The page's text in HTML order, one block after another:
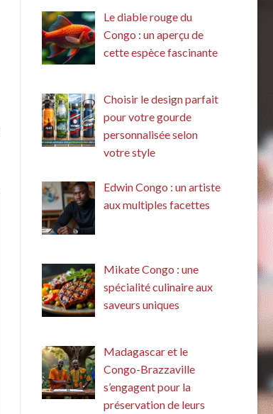
Le diable rouge du
Congo : un aperçu de
cette espèce fascinante
Choisir le design parfait
pour votre gourde
personnalisée selon
votre style
Edwin Congo : un artiste
aux multiples facettes
Mikate Congo : une
spécialité culinaire aux
saveurs uniques
Madagascar et le
Congo-Brazzaville
s’engagent pour la
préservation de leurs